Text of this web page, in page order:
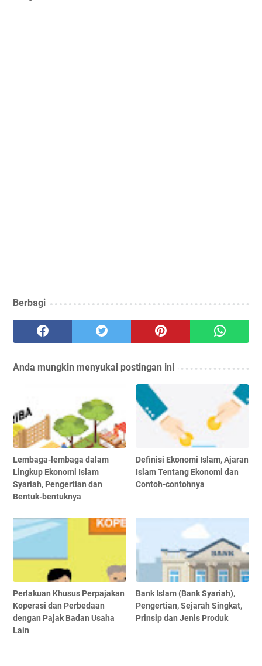
Berbagi
Anda mungkin menyukai postingan ini
Lembaga-lembaga dalam
Lingkup Ekonomi Islam
Syariah, Pengertian dan
Bentuk-bentuknya
Definisi Ekonomi Islam, Ajaran
Islam Tentang Ekonomi dan
Contoh-contohnya
Perlakuan Khusus Perpajakan
Koperasi dan Perbedaan
dengan Pajak Badan Usaha
Lain
Bank Islam (Bank Syariah),
Pengertian, Sejarah Singkat,
Prinsip dan Jenis Produk